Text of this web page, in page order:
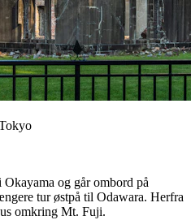
og går ombord på
tur østpå til Odawara. Herfra
omkring Mt. Fuji.